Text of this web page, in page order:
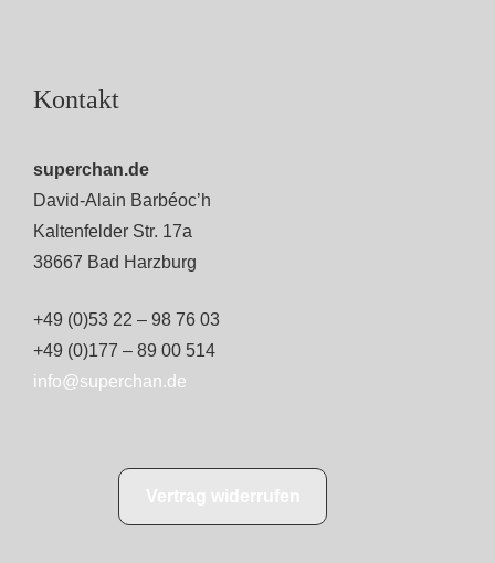
Kontakt
superchan.de
David-Alain Barbéoc’h
Kaltenfelder Str. 17a
38667 Bad Harzburg
+49 (0)53 22 – 98 76 03
+49 (0)177 – 89 00 514
info@superchan.de